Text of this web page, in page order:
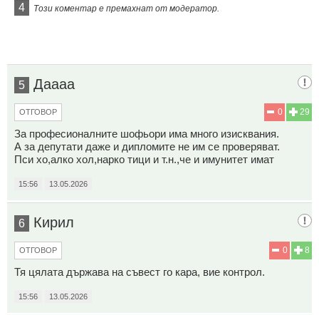
4 Този коментар е премахнат от модератор.
5 Даааа
29
0
ОТГОВОР
За професионалните шофьори има много изисквания.
А за депутати даже и дипломите не им се проверяват.
Пси хо,алко хол,нарко тици и т.н.,че и имунитет имат
15:56 13.05.2026
6 Кирил
8
0
ОТГОВОР
Тя цялата държава на съвест го кара, вие контрол.
15:56 13.05.2026